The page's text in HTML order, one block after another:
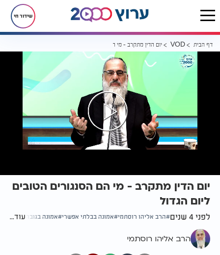
שידור חי
דף הבית VOD יום הדין מתקרב - מי הם הסנגורים הטובים ליום הגדול
יום הדין מתקרב - מי הם הסנגורים הטובים
ליום הגדול
לפני 4 שנים הרב אליהו רוסתמי אמונה בבלתי אפשרי אמונה בגובה העיניים
עוד...
הרב אליהו רוסתמי